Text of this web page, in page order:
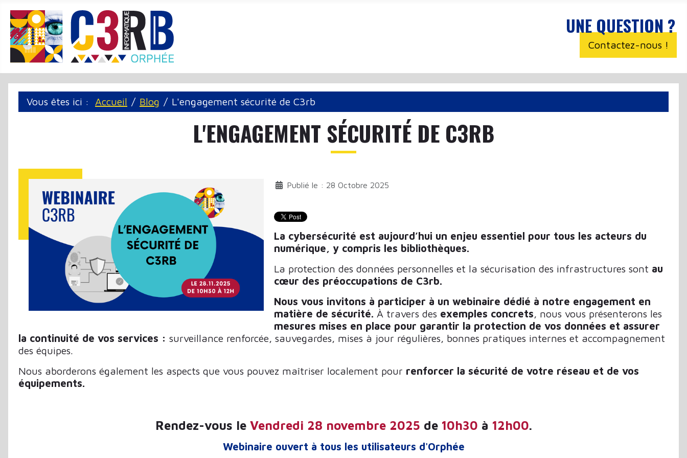
UNE QUESTION ?
Contactez-nous !
Vous êtes ici : Accueil Blog L'engagement sécurité de C3rb
L'ENGAGEMENT SÉCURITÉ DE C3RB
Publié le : 28 Octobre 2025
La cybersécurité est aujourd’hui un enjeu essentiel pour tous les acteurs du
numérique, y compris les bibliothèques.
La protection des données personnelles et la sécurisation des infrastructures sont au
cœur des préoccupations de C3rb.
Nous vous invitons à participer à un webinaire dédié à notre engagement en
matière de sécurité. À travers des exemples concrets, nous vous présenterons les
mesures mises en place pour garantir la protection de vos données et assurer
la continuité de vos services : surveillance renforcée, sauvegardes, mises à jour régulières, bonnes pratiques internes et accompagnement
des équipes.
Nous aborderons également les aspects que vous pouvez maîtriser localement pour renforcer la sécurité de votre réseau et de vos
équipements.
Rendez-vous le Vendredi 28 novembre 2025 de 10h30 à 12h00.
Webinaire ouvert à tous les utilisateurs d'Orphée